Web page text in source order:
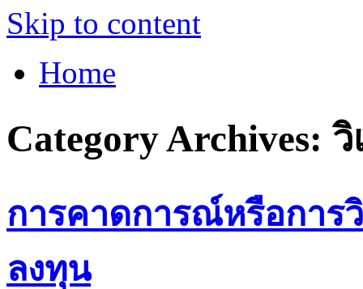
Skip to content
Home
Category Archives: วิ
การคาดการณ์หรือการ
ลงทุน